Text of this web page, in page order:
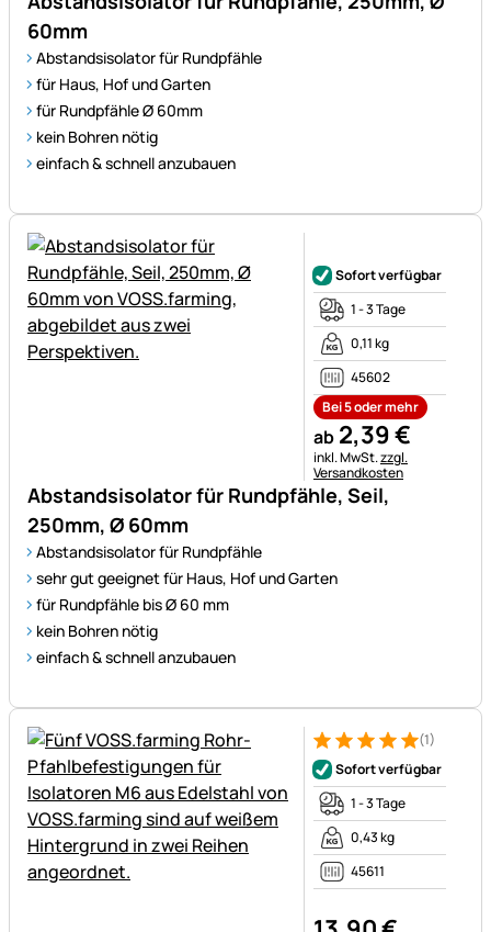
60mm
Abstandsisolator für Rundpfähle
für Haus, Hof und Garten
für Rundpfähle Ø 60mm
kein Bohren nötig
einfach & schnell anzubauen
Abstandsisolator für Rundpfähle, Seil,
250mm, Ø 60mm
Abstandsisolator für Rundpfähle
sehr gut geeignet für Haus, Hof und Garten
für Rundpfähle bis Ø 60 mm
kein Bohren nötig
einfach & schnell anzubauen
Sofort verfügbar
1 - 3 Tage
0,11 kg
45602
Bei 5 oder mehr
ab 2,39€
Steuerhinweis:
inkl. MwSt.zzgl.
Versandkosten
Bewertung: 5 von 5 (1
1 Bewertung
(1)
Sofort verfügbar
1 - 3 Tage
0,43 kg
45611